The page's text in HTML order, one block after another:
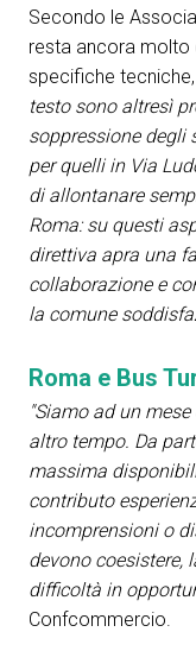
Secondo le
resta ancora molto
specifiche
testo sono altresì
soppressione degli
per quelli in Via
di allontanare
Roma: su questi
direttiva apra una
collaborazione e
la comune
Roma e Bus
"Siamo ad un
altro tempo. Da
massima
contributo
incomprensioni o
devono coesistere,
difficoltà in
Confcommercio.